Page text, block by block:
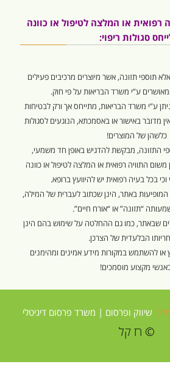
רפואית או המלצה לטיפול או כוונה
סגולות ריפוי:
תוספי תזונה, אשר מיוצרים מרכיבים פעילים
ע”י משרד הבריאות על פי חוק.
ע”י משרד הבריאות, מתייחס אך ורק לבטיחות
מדובר באישור או באסמכתא, הנוגעים לסגולות
כלשהן של המוצרים!
התזונה, מבקשת להדגיש באופן חד משמעי,
התוויה רפואית או המלצה לטיפול או כוונה
וכי בכל בעיה רפואית יש להיוועץ ברופא.
המופיעות באתר, הינן שכתוב לעברית של המילה,
שבאתר, כמו גם ההחלטה על שימוש בהם הינן
הבלעדית של הצרכן.
או להשתמש במקורות מידע אמינים ומהימנים
מקצוע מוסמכים!
שיווק ופרסום | משרד פרסום דיגיטלי
© רז קל